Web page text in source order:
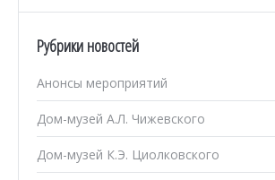
Рубрики новостей
Анонсы мероприятий
Дом-музей А.Л. Чижевского
Дом-музей К.Э. Циолковского